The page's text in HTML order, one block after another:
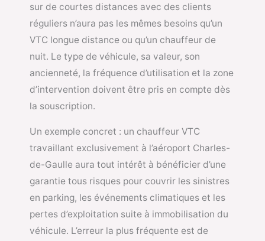
sur de courtes distances avec des clients
réguliers n’aura pas les mêmes besoins qu’un
VTC longue distance ou qu’un chauffeur de
nuit. Le type de véhicule, sa valeur, son
ancienneté, la fréquence d’utilisation et la zone
d’intervention doivent être pris en compte dès
la souscription.
Un exemple concret : un chauffeur VTC
travaillant exclusivement à l’aéroport Charles-
de-Gaulle aura tout intérêt à bénéficier d’une
garantie tous risques pour couvrir les sinistres
en parking, les événements climatiques et les
pertes d’exploitation suite à immobilisation du
véhicule. L’erreur la plus fréquente est de